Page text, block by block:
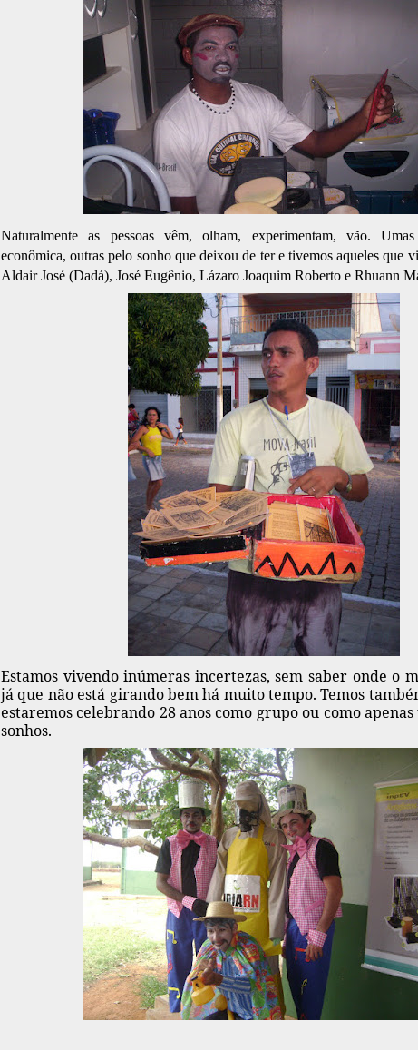
Naturalmente as pessoas vêm, olham, experimentam, vão. Umas
econômica, outras pelo sonho que deixou de ter e tivemos aqueles que
Aldair José (Dadá), José Eugênio, Lázaro Joaquim Roberto e Rhuann
Estamos vivendo inúmeras incertezas, sem saber onde o
já que não está girando bem há muito tempo. Temos
estaremos celebrando 28 anos como grupo ou como
sonhos.